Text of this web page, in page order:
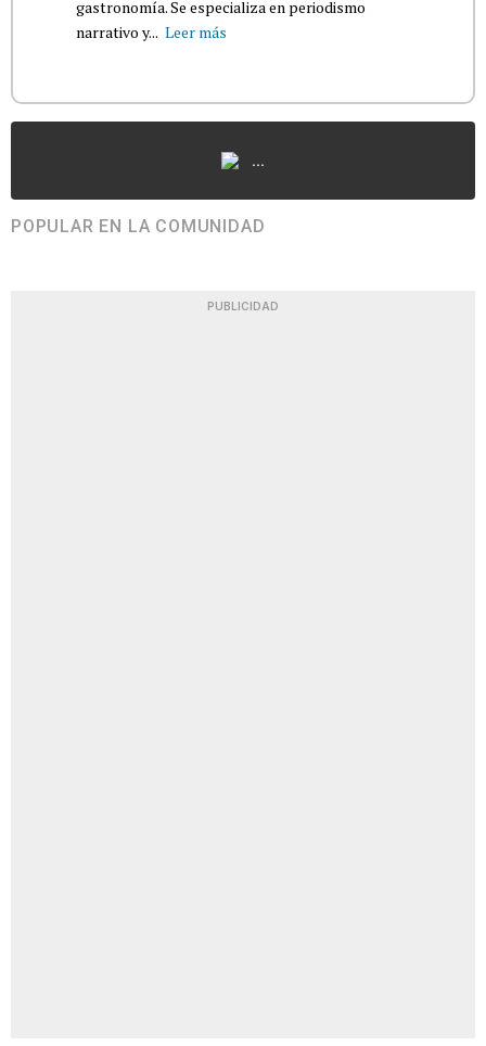
gastronomía. Se especializa en periodismo
narrativo y... Leer más
...
POPULAR EN LA COMUNIDAD
PUBLICIDAD